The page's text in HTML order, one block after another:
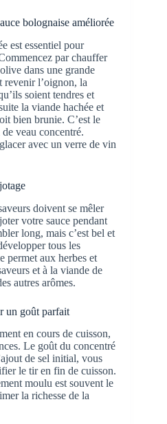
bolognaise améliorée
est essentiel pour
par chauffer
dans une grande
revenir l’oignon, la
soient tendres et
la viande hachée et
bien brunie. C’est le
veau concentré.
avec un verre de vin
doivent se mêler
votre sauce pendant
long, mais c’est bel et
tous les
permet aux herbes et
et à la viande de
autres arômes.
un goût parfait
en cours de cuisson,
Le goût du concentré
de sel initial, vous
le tir en fin de cuisson.
moulu est souvent le
la richesse de la